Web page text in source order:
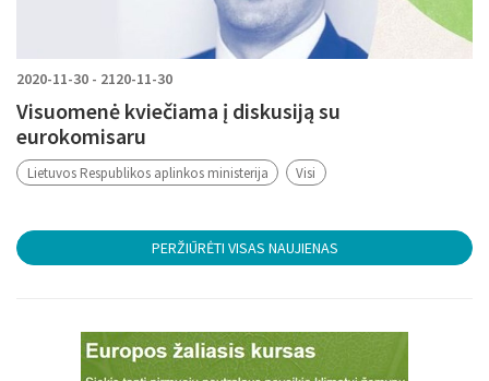
2020-11-30 - 2120-11-30
Visuomenė kviečiama į diskusiją su
eurokomisaru
Lietuvos Respublikos aplinkos ministerija Visi
PERŽIŪRĖTI VISAS NAUJIENAS